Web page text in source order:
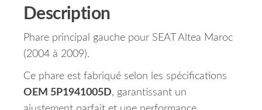
Description
Phare principal gauche pour SEAT Altea Maroc
(2004 à 2009).
Ce phare est fabriqué selon les spécifications
OEM 5P1941005D, garantissant un